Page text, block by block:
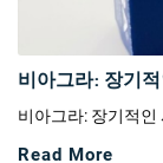
비아그라: 장기
비아그라: 장기적
Read More